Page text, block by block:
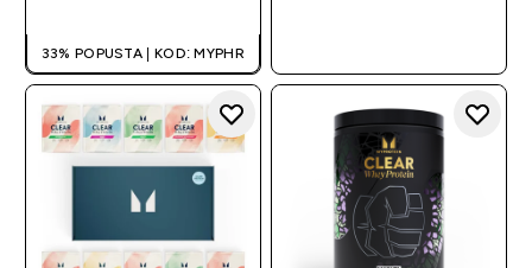
33% POPUSTA | KOD: MYPHR